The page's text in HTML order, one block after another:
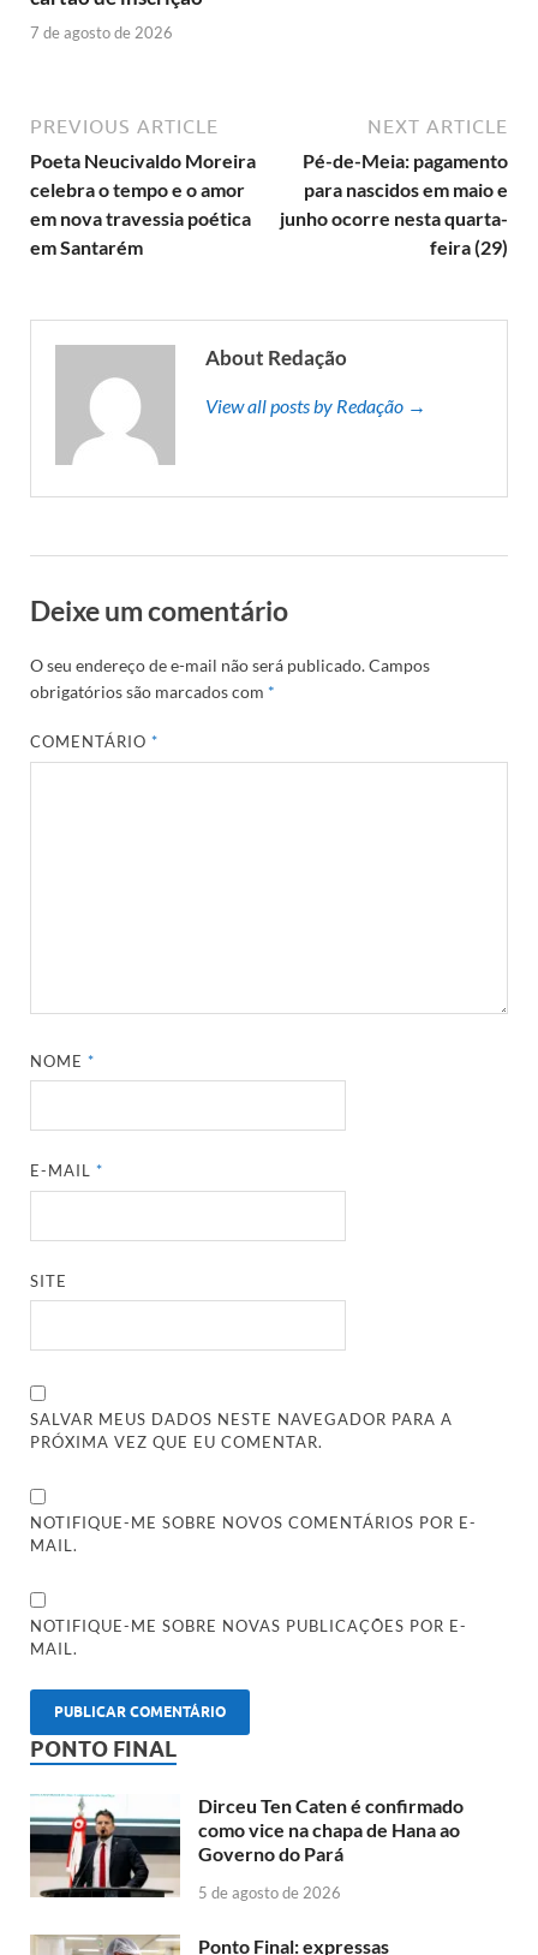
7 de agosto de 2026
PREVIOUS ARTICLE
Poeta Neucivaldo Moreira
celebra o tempo e o amor
em nova travessia poética
em Santarém
NEXT ARTICLE
Pé-de-Meia: pagamento
para nascidos em maio e
junho ocorre nesta quarta-
feira (29)
About Redação
View all posts by Redação →
Deixe um comentário
O seu endereço de e-mail não será publicado.Campos
obrigatórios são marcados com *
COMENTÁRIO*
NOME*
E-MAIL*
SITE
SALVAR MEUS DADOS NESTE NAVEGADOR PARA A
PRÓXIMA VEZ QUE EU COMENTAR.
NOTIFIQUE-ME SOBRE NOVOS COMENTÁRIOS POR E-
MAIL.
NOTIFIQUE-ME SOBRE NOVAS PUBLICAÇÕES POR E-
MAIL.
PONTO FINAL
Dirceu Ten Caten é confirmado
como vice na chapa de Hana ao
Governo do Pará
5 de agosto de 2026
Ponto Final: expressas